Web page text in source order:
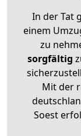
In der Tat
einem
zu
sorgfältig
Mit der
Soest